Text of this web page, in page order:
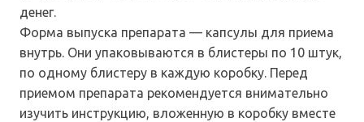
денег.
Форма выпуска препарата — капсулы для приема
внутрь. Они упаковываются в блистеры по 10 штук,
по одному блистеру в каждую коробку. Перед
приемом препарата рекомендуется внимательно
изучить инструкцию, вложенную в коробку вместе